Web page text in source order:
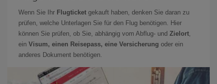
Wenn Sie Ihr Flugticket gekauft haben, denken Sie daran zu
prüfen, welche Unterlagen Sie für den Flug benötigen. Hier
können Sie prüfen, ob Sie, abhängig vom Abflug- und Zielort,
ein Visum, einen Reisepass, eine Versicherung oder ein
anderes Dokument benötigen.